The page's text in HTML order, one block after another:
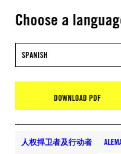
Choose a
SPANISH
DOWNLOAD PDF
人权捍卫者及行动者